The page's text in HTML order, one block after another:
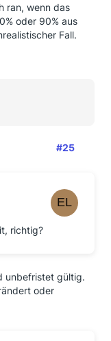
ran, wenn das
oder 90% aus
Fall.
#25
richtig?
unbefristet gültig.
oder